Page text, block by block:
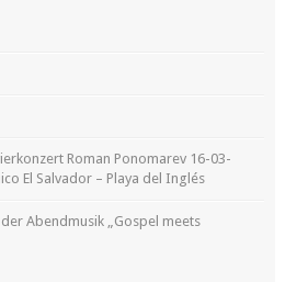
Roman Ponomarev 16-03-
El Salvador – Playa del Inglés
Abendmusik „Gospel meets